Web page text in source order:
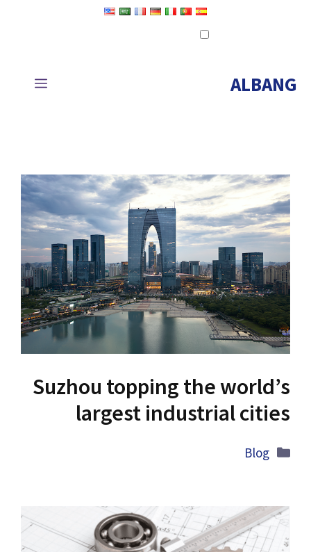
ALBANG قائمة
Suzhou topping the world’s
largest industrial cities
Categories
Blog